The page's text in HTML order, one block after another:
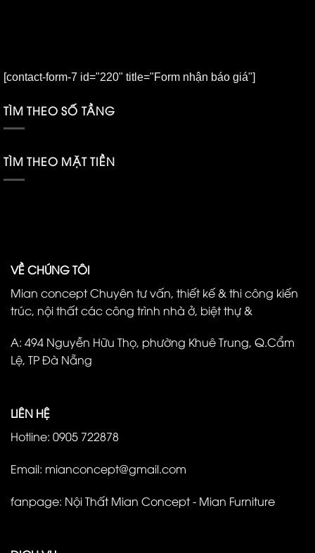
[contact-form-7 id="220" title="Form nhận báo giá"]
TÌM THEO SỐ TẦNG
TÌM THEO MẶT TIỀN
VỀ CHÚNG TÔI
Mian concept Chuyên tư vấn, thiết kế & thi công kiến
trúc, nội thất các công trình nhà ở, biệt thự &
A: 494 Nguyễn Hữu Thọ, phường Khuê Trung, Q.Cẩm
Lệ, TP Đà Nẵng
LIÊN HỆ
Hotline: 0905 722878
Email: mianconcept@gmail.com
fanpage: Nội Thất Mian Concept - Mian Furniture